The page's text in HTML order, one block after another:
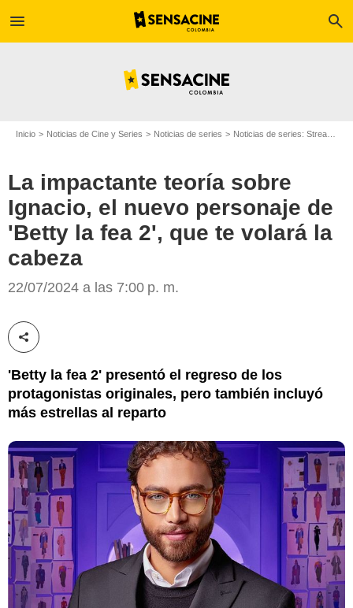
menu search
Inicio Noticias de Cine y Series Noticias de series Noticias de series: Streaming
La impactante teoría sobre
Ignacio, el nuevo personaje de
'Betty la fea 2', que te volará la
cabeza
22/07/2024 a las 7:00 p. m.
Compartir esta noticia
'Betty la fea 2' presentó el regreso de los
protagonistas originales, pero también incluyó
más estrellas al reparto